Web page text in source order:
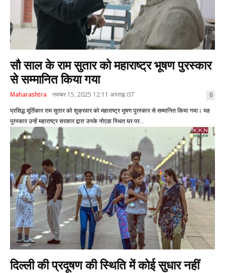
सौ साल के राम सुतार को महाराष्ट्र भूषण पुरस्कार
से सम्मानित किया गया
Maharashtra नवम्बर 15, 2025 12:11 अपराह्न IST 0
प्रसिद्ध मूर्तिकार राम सुतार को शुक्रवार को महाराष्ट्र भूषण पुरस्कार से सम्मानित किया गया। यह
पुरस्कार उन्हें महाराष्ट्र सरकार द्वारा उनके नोएडा स्थित घर पर...
दिल्ली की प्रदूषण की स्थिति में कोई सुधार नहीं